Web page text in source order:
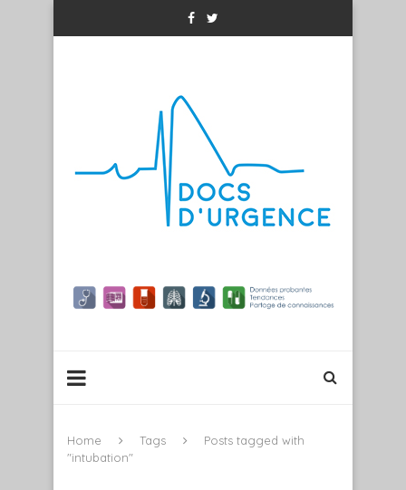
Home Tags
Posts tagged with
"intubation"